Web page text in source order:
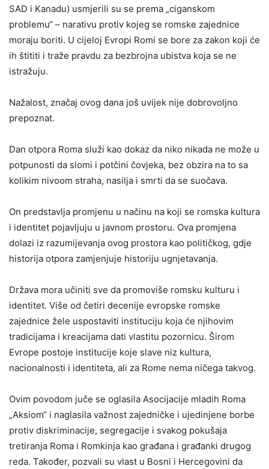
SAD i Kanadu) usmjerili su se prema „ciganskom
problemu“ – narativu protiv kojeg se romske zajednice
moraju boriti. U cijeloj Evropi Romi se bore za zakon koji će
ih štititi i traže pravdu za bezbrojna ubistva koja se ne
istražuju.
Nažalost, značaj ovog dana još uvijek nije dobrovoljno
prepoznat.
Dan otpora Roma služi kao dokaz da niko nikada ne može u
potpunosti da slomi i potčini čovjeka, bez obzira na to sa
kolikim nivoom straha, nasilja i smrti da se suočava.
On predstavlja promjenu u načinu na koji se romska kultura
i identitet pojavljuju u javnom prostoru. Ova promjena
dolazi iz razumijevanja ovog prostora kao političkog, gdje
historija otpora zamjenjuje historiju ugnjetavanja.
Država mora učiniti sve da promoviše romsku kulturu i
identitet. Više od četiri decenije evropske romske
zajednice žele uspostaviti instituciju koja će njihovim
tradicijama i kreacijama dati vlastitu pozornicu. Širom
Evrope postoje institucije koje slave niz kultura,
nacionalnosti i identiteta, ali za Rome nema ničega takvog.
Ovim povodom juče se oglasila Asocijacije mladih Roma
„Aksiom“ i naglasila važnost zajedničke i ujedinjene borbe
protiv diskriminacije, segregacije i svakog pokušaja
tretiranja Roma i Romkinja kao građana i građanki drugog
reda. Također, pozvali su vlast u Bosni i Hercegovini da